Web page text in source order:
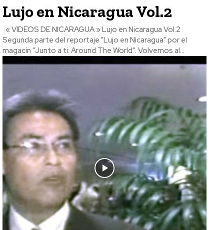
Lujo en Nicaragua Vol.2
« VIDEOS DE NICARAGUA » Lujo en Nicaragua Vol.2
Segunda parte del reportaje "Lujo en Nicaragua" por el
magacín "Junto a ti: Around The World". Volvemos al...